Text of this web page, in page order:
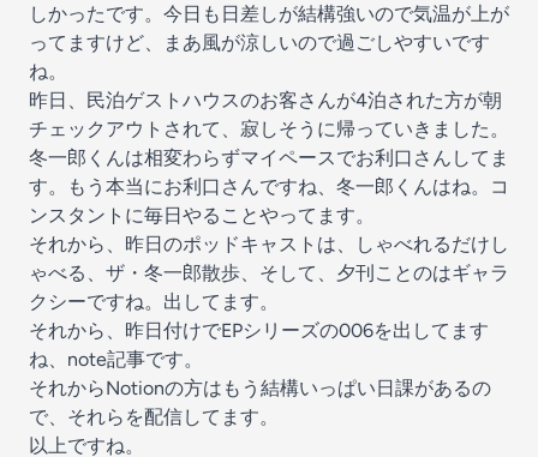
しかったです。今日も日差しが結構強いので気温が上が
ってますけど、まあ風が涼しいので過ごしやすいです
ね。
昨日、民泊ゲストハウスのお客さんが4泊された方が朝
チェックアウトされて、寂しそうに帰っていきました。
冬一郎くんは相変わらずマイペースでお利口さんしてま
す。もう本当にお利口さんですね、冬一郎くんはね。コ
ンスタントに毎日やることやってます。
それから、昨日のポッドキャストは、しゃべれるだけし
ゃべる、ザ・冬一郎散歩、そして、夕刊ことのはギャラ
クシーですね。出してます。
それから、昨日付けでEPシリーズの006を出してます
ね、note記事です。
それからNotionの方はもう結構いっぱい日課があるの
で、それらを配信してます。
以上ですね。